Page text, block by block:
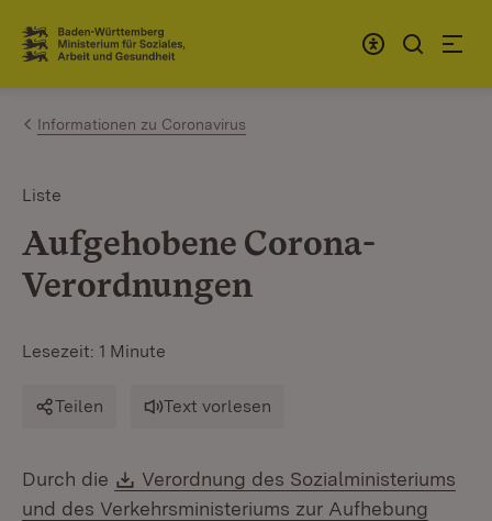
Zum Inhalt springen
Link zur Startseite
Informationen zu Coronavirus
Liste
Aufgehobene Corona-
Verordnungen
Lesezeit: 1 Minute
Teilen Text vorlesen
Durch die Download:
Verordnung des Sozialministeriums
und des Verkehrsministeriums zur Aufhebung